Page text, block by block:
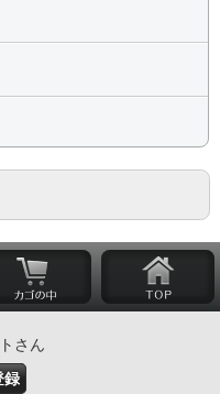
さん
録